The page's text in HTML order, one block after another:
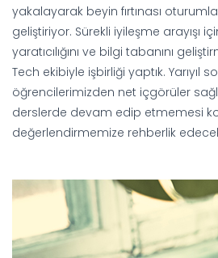
yakalayarak beyin fırtınası
geliştiriyor. Sürekli iyileşme arayışı
yaratıcılığını ve bilgi tabanını
Tech ekibiyle işbirliği yaptık. Yarıyıl
öğrencilerimizden net içgörüler
derslerde devam edip etmemesi
değerlendirmemize rehberlik